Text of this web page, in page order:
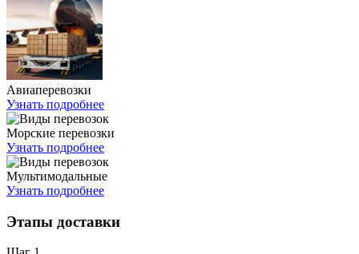
Авиаперевозки
Узнать подробнее
Морские перевозки
Узнать подробнее
Мультимодальные
Узнать подробнее
Этапы доставки